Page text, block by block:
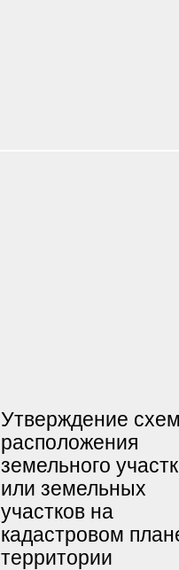
Утверждение
расположения
земельного
или земельных
участков на
кадастровом
территории